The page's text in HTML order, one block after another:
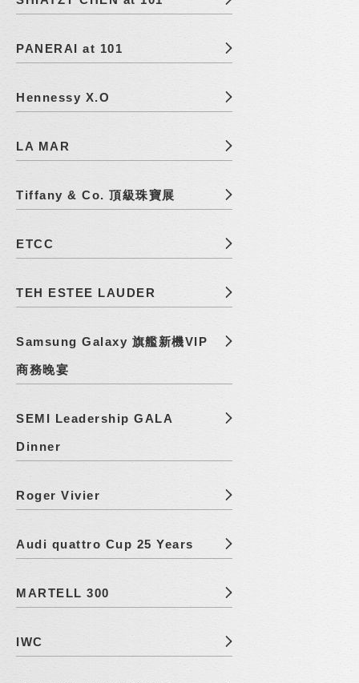
PANERAI at 101
Hennessy X.O
LA MAR
Tiffany & Co. 頂級珠寶展
ETCC
TEH ESTEE LAUDER
Samsung Galaxy 旗艦新機VIP
商務晚宴
SEMI Leadership GALA
Dinner
Roger Vivier
Audi quattro Cup 25 Years
MARTELL 300
IWC